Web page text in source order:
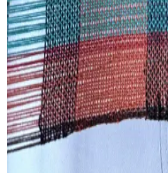
3D yazıcı kullanılarak
modifiye edilebilir şekilde
detaylar ve iplik gerilimi
Dokuma Tezgahı
Öğrenme Süreci:
Dokuma tezgahı kurulumu,
ayarları gibi teknik zorluklar
süreç, dokuma sanatının